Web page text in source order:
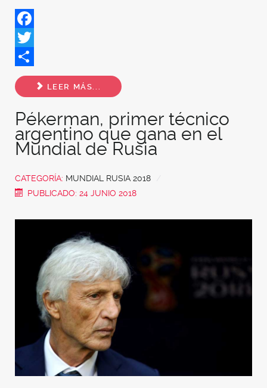
Facebook
Twitter
Share
LEER MÁS...
Pékerman, primer técnico
argentino que gana en el
Mundial de Rusia
CATEGORÍA: MUNDIAL RUSIA 2018
PUBLICADO: 24 JUNIO 2018